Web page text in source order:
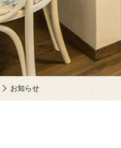
お知らせ